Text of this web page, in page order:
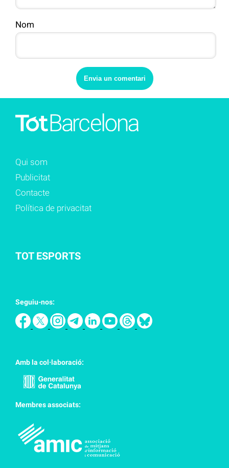
Nom
Qui som
Publicitat
Contacte
Política de privacitat
TOT ESPORTS
Seguiu-nos:
Amb la col·laboració:
Membres associats: